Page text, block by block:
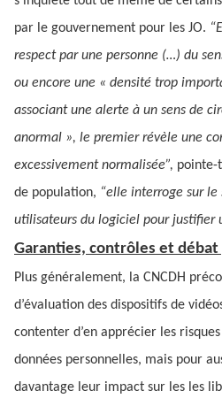
par le gouvernement pour les JO.
respect par une personne (…) du
ou encore une « densité trop
associant une alerte à un sens de
anormal », le premier révèle une
excessivement normalisée”, pointe-
de population, “elle interroge sur
utilisateurs du logiciel pour justifier
Garanties, contrôles et
Plus généralement, la CNCDH
d’évaluation des dispositifs de
contenter d’en apprécier les
données personnelles, mais pour
davantage leur impact sur les les